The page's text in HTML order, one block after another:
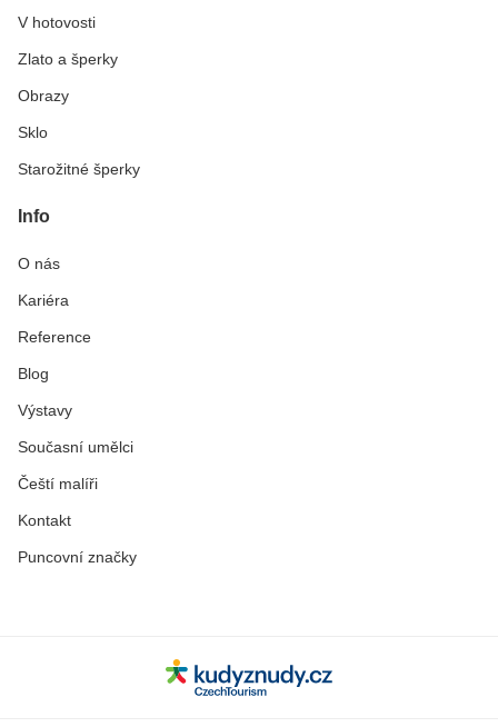
V hotovosti
Zlato a šperky
Obrazy
Sklo
Starožitné šperky
Info
O nás
Kariéra
Reference
Blog
Výstavy
Současní umělci
Čeští malíři
Kontakt
Puncovní značky